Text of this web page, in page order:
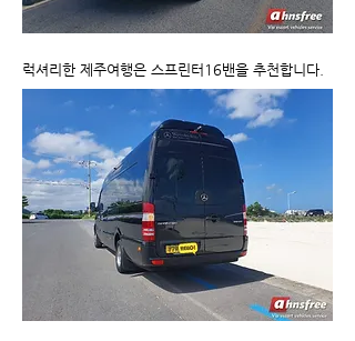
럭셔리한 제주여행은 스프린터16밴을 추천합니다.